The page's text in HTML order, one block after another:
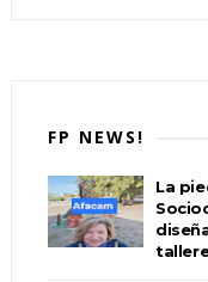
FP NEWS!
La